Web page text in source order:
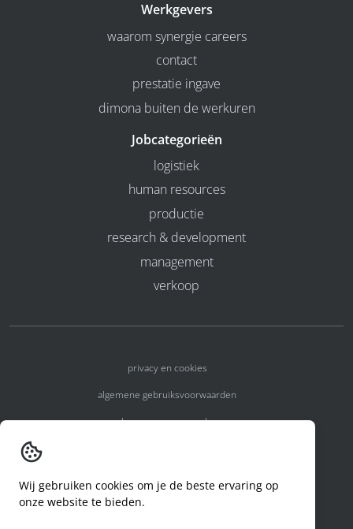
Werkgevers
waarom synergie careers
contact
prestatie ingave
dimona buiten de werkuren
Jobcategorieën
logistiek
human resources
productie
research & development
management
verkoop
privacy en cookies
algemene gebruiksvoorwaarden
algemene voorwaarden
code of conduct
Wij gebruiken cookies om je de beste ervaring op
onze website te bieden.